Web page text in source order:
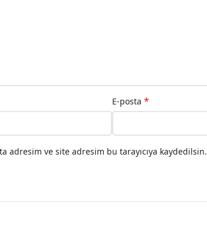
E-posta *
adresim ve site adresim bu tarayıcıya kaydedilsin.